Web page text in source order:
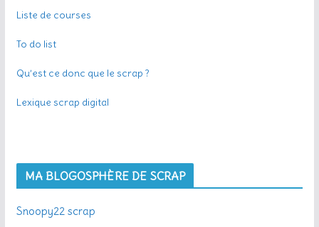
Liste de courses
To do list
Qu’est ce donc que le scrap ?
Lexique scrap digital
MA BLOGOSPHÈRE DE SCRAP
Snoopy22 scrap